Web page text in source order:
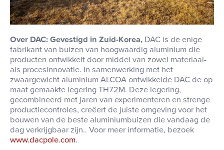
Over DAC: Gevestigd in Zuid-Korea, DAC is de enige
fabrikant van buizen van hoogwaardig aluminium die
producten ontwikkelt door middel van zowel materiaal-
als procesinnovatie. In samenwerking met het
zwaargewicht aluminium ALCOA ontwikkelde DAC de op
maat gemaakte legering TH72M. Deze legering,
gecombineerd met jaren van experimenteren en strenge
productiecontroles, creëert de juiste omgeving voor het
bouwen van de beste aluminiumbuizen die vandaag de
dag verkrijgbaar zijn.. Voor meer informatie, bezoek
www.dacpole.com.